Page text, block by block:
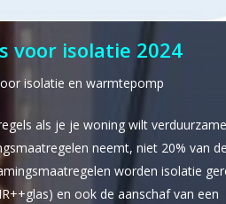
voor isolatie 2024
isolatie en warmtepomp
als je je woning wilt
neemt, niet 20% van
worden isolatie
en ook de aanschaf van een